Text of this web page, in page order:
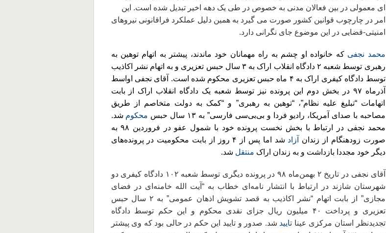
ای معمولی در بین فعالان مدنی به خصوص در طی یک دهه اخیر تبدیل شده است. این
امر در چارچوب قوانین کشور صورت می گیرد به همین دلیل عملکرد فراقانونی نیروهای
امنیتی-قضایی در این موضوع جای نگرانی دارد.
محمد نجفی که خانواده او چشم به راه مهمانان خود ماندند، پیشتر به اتهام توهین به
رهبری توسط شعبه ۲ دادگاه انقلاب اراک به ۳ سال حبس تعزیری و به اتهام نشر اکاذیب
توسط دادگاه کیفری اراک به ۴ ماه حبس تعزیری محکوم شده است. آقای نجفی اواسط
آذرماه ۹۷ در بخش دوم این پرونده نیز توسط شعبه یک دادگاه انقلاب اراک از بابت
اتهامات “تبلیغ علیه نظام”، “توهین به رهبری” و “کمک به دولت متخاصم از طریق
مصاحبه با صدای آمریکا، رادیو فردا و بی‌بی‌سی فارسی” به ۱۳ سال حبس
محکوم شد.
محمد نجفی در ارتباط با بخش نخست پرونده خود با شمول عفو در فروردین‌ ۹۸ به
صورت زودهنگام از زندان
آزاد
شد اما پس از ۴ روز از بابت محکومیت در پرونده‌های
دیگر خود مجددا بازداشت و به زندان اراک منتقل شد.
آقای نجفی در تاریخ ۲ بهمن‌ماه ۹۸ در پرونده‌ دیگری توسط شعبه ۱۰۲ دادگاه کیفری دو
شهرستان شازند در ارتباط با انتشار نامه‌ای خطاب به “آیت الله خامنه‌ای در فضای
مجازی” از بابت اتهام “نشر اکاذیب به قصد تشویش اذهان عمومی” به ۲ سال حبس
تعزیری و پرداخت ۴۰ میلیون ریال جزای نقدی محکوم و این حکم توسط دادگاه
تجدیدنظر استان مرکزی عینا تایید شد. صدور و تایید این حکم در حالی بود که وی پیشتر